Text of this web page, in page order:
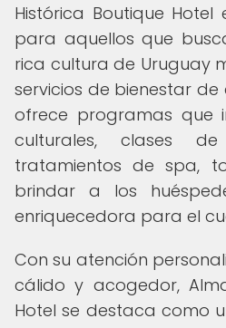
Histórica Boutique
para aquellos que
rica cultura de Uruguay
servicios de bienestar
ofrece programas que
culturales, clases
tratamientos de spa,
brindar a los
enriquecedora para el
Con su atención
cálido y acogedor,
Hotel se destaca como